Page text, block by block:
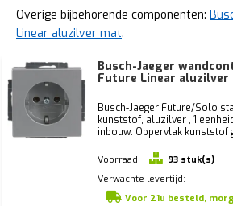
Overige bijbehorende componenten:
Linear aluzilver mat.
Busch-Jaeger
Future Linear aluzilver
Busch-Jaeger Future/Solo
kunststof, aluzilver , 1
inbouw. Oppervlak kunststof
Voorraad:
93 stuk(s)
Verwachte levertijd:
Voor 21u besteld,